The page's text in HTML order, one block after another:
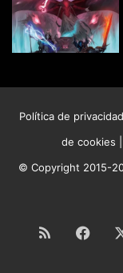
Política de
de cookies
© Copyright 2015-
RSS